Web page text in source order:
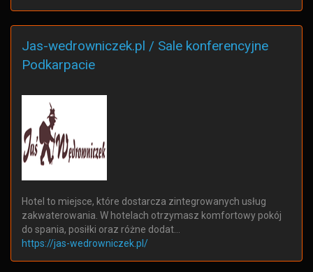
Jas-wedrowniczek.pl / Sale konferencyjne
Podkarpacie
Hotel to miejsce, które dostarcza zintegrowanych usług
zakwaterowania. W hotelach otrzymasz komfortowy pokój
do spania, posiłki oraz różne dodat…
https://jas-wedrowniczek.pl/